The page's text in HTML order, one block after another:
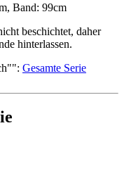
Band: 99cm
beschichtet, daher
hinterlassen.
": Gesamte Serie